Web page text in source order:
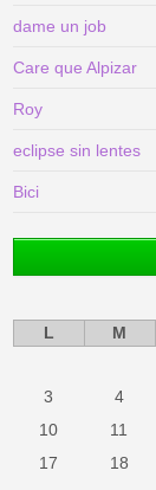
dame un job
Care que Alpizar
Roy
eclipse sin lentes
Bici
L
M
3
4
10
11
17
18